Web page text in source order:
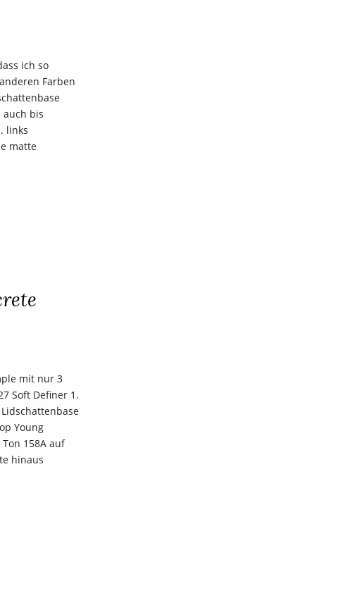
ich so
Farben
bis
links
matte
mit nur 3
Soft Definer 1.
Young
158A auf
hinaus